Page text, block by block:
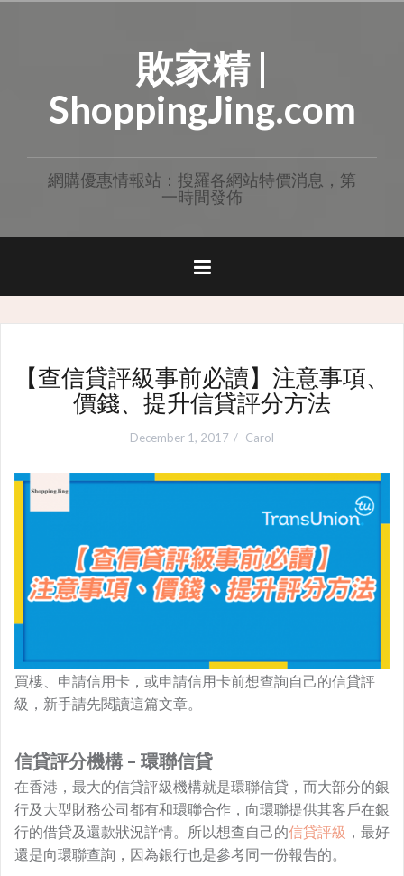
敗家精 |
ShoppingJing.com
網購優惠情報站：搜羅各網站特價消息，第
一時間發佈
【查信貸評級事前必讀】注意事項、
價錢、提升信貸評分方法
December 1, 2017 Carol
買樓、申請信用卡，或申請信用卡前想查詢自己的信貸評
級，新手請先閱讀這篇文章。
信貸評分機構 – 環聯信貸
在香港，最大的信貸評級機構就是環聯信貸，而大部分的銀
行及大型財務公司都有和環聯合作，向環聯提供其客戶在銀
行的借貸及還款狀況詳情。所以想查自己的信貸評級
，最好
還是向環聯查詢，因為銀行也是參考同一份報告的。